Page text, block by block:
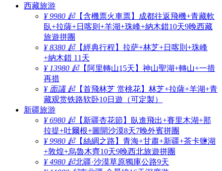
西藏旅游
¥ 9980 起【含機票火車票】成都往返飛機+青藏軟
臥+拉薩+日喀则+羊湖+珠峰+納木錯10天9晚西藏
旅遊拼團
¥ 8380 起【經典行程】拉萨+林芝+日喀則+珠峰
+納木錯 11天
¥ 13980 起【阿里轉山15天】神山聖湖+轉山+一措
再措
¥ 面議 起【首飛林芝 赏桃花】林芝+拉薩+羊湖+青
藏观赏铁路软卧10日遊（可定製）
新疆旅游
¥ 6980 起【新疆杏花節】臥進飛出+賽里木湖+那
拉提+吐爾根+圖開沙漠8天7晚外賓拼團
¥ 9980 起【絲綢之路】青海+甘肅+新疆+茶卡鹽湖
+敦煌+烏魯木齊10天9晚西北旅遊拼團
¥ 4980 起北疆·沙漠草原獨庫公路9天